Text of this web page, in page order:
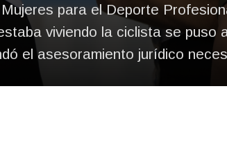
para el Deporte
viviendo la ciclista se puso
el asesoramiento jurídico